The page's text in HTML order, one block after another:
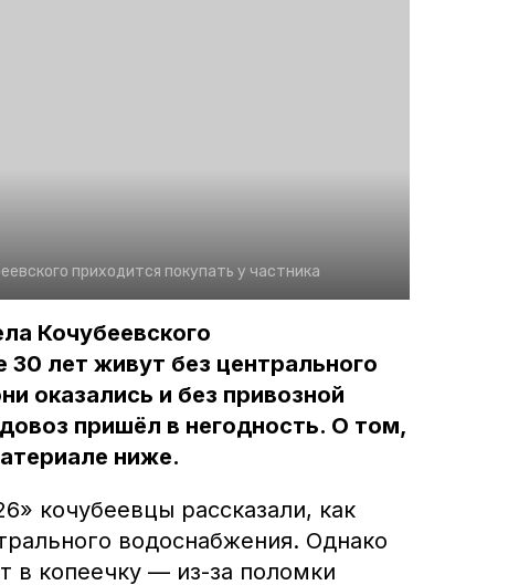
приходится покупать у частника
Кочубеевского
лет живут без центрального
оказались и без привозной
пришёл в негодность. О том,
ниже.
кочубеевцы рассказали, как
водоснабжения. Однако
в копеечку — из-за поломки